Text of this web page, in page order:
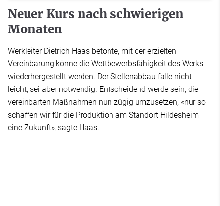
Neuer Kurs nach schwierigen
Monaten
Werkleiter Dietrich Haas betonte, mit der erzielten
Vereinbarung könne die Wettbewerbsfähigkeit des Werks
wiederhergestellt werden. Der Stellenabbau falle nicht
leicht, sei aber notwendig. Entscheidend werde sein, die
vereinbarten Maßnahmen nun zügig umzusetzen, «nur so
schaffen wir für die Produktion am Standort Hildesheim
eine Zukunft», sagte Haas.